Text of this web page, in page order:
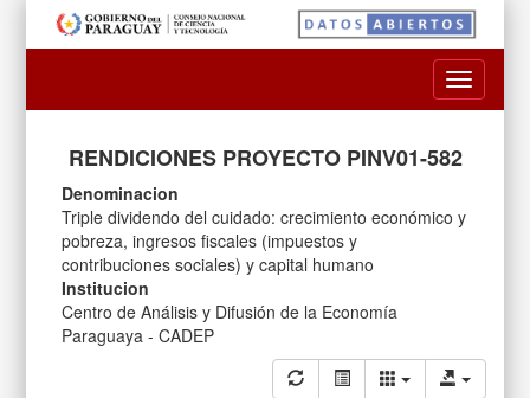
Toggle
RENDICIONES PROYECTO PINV01-582
Denominacion
Triple dividendo del cuidado: crecimiento económico y
pobreza, ingresos fiscales (impuestos y
contribuciones sociales) y capital humano
Institucion
Centro de Análisis y Difusión de la Economía
Paraguaya - CADEP